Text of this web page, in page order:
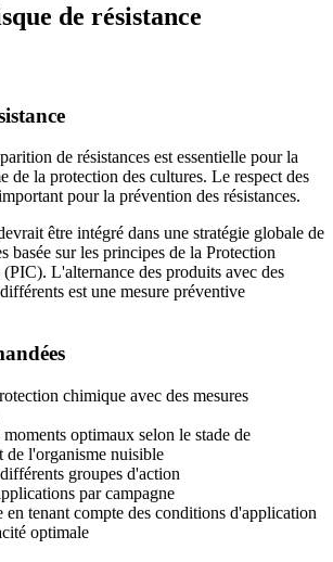
de résistance
de résistances est essentielle pour la
de la protection des cultures. Le respect des
pour la prévention des résistances.
être intégré dans une stratégie globale de
basée sur les principes de la Protection
L'alternance des produits avec des
est une mesure préventive
chimique avec des mesures
optimaux selon le stade de
de l'organisme nuisible
groupes d'action
par campagne
en tenant compte des conditions d'application
optimale